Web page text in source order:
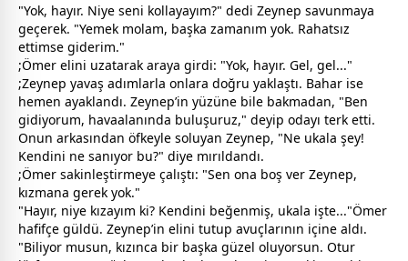
"Yok, hayır. Niye seni kollayayım?" dedi Zeynep savunmaya
geçerek. "Yemek molam, başka zamanım yok. Rahatsız
ettimse giderim."
;Ömer elini uzatarak araya girdi: "Yok, hayır. Gel, gel..."
;Zeynep yavaş adımlarla onlara doğru yaklaştı. Bahar ise
hemen ayaklandı. Zeynep’in yüzüne bile bakmadan, "Ben
gidiyorum, havaalanında buluşuruz," deyip odayı terk etti.
Onun arkasından öfkeyle soluyan Zeynep, "Ne ukala şey!
Kendini ne sanıyor bu?" diye mırıldandı.
;Ömer sakinleştirmeye çalıştı: "Sen ona boş ver Zeynep,
kızmana gerek yok."
"Hayır, niye kızayım ki? Kendini beğenmiş, ukala işte..."Ömer
hafifçe güldü. Zeynep’in elini tutup avuçlarının içine aldı.
"Biliyor musun, kızınca bir başka güzel oluyorsun. Otur